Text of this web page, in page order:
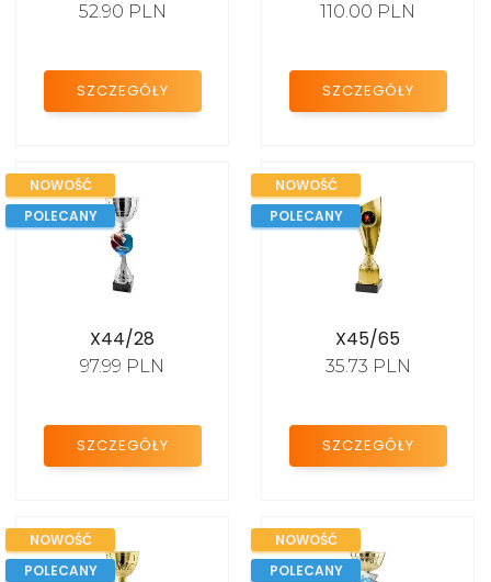
52.90 PLN
SZCZEGÓŁY
110.00 PLN
SZCZEGÓŁY
NOWOŚĆ
POLECANY
X44/28
97.99 PLN
SZCZEGÓŁY
NOWOŚĆ
POLECANY
X45/65
35.73 PLN
SZCZEGÓŁY
NOWOŚĆ
POLECANY
NOWOŚĆ
POLECANY